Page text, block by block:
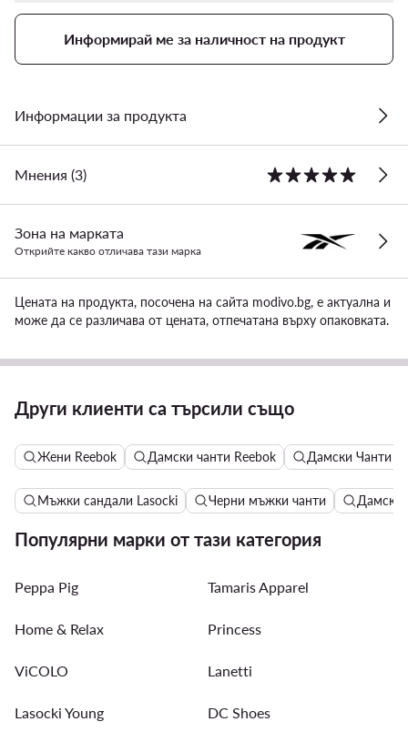
Информирай ме за наличност на продукт
Информации за продукта
Мнения (3)
Зона на марката
Открийте какво отличава тази марка
Цената на продукта, посочена на сайта modivo.bg, е актуална и
може да се различава от цената, отпечатана върху опаковката.
Други клиенти са търсили също
Жени Reebok Дамски чанти Reebok Дамски Чанти
Мъжки сандали Lasocki Черни мъжки чанти Дамски
Популярни марки от тази категория
Peppa Pig Tamaris Apparel
Home & Relax Princess
ViCOLO Lanetti
Lasocki Young DC Shoes